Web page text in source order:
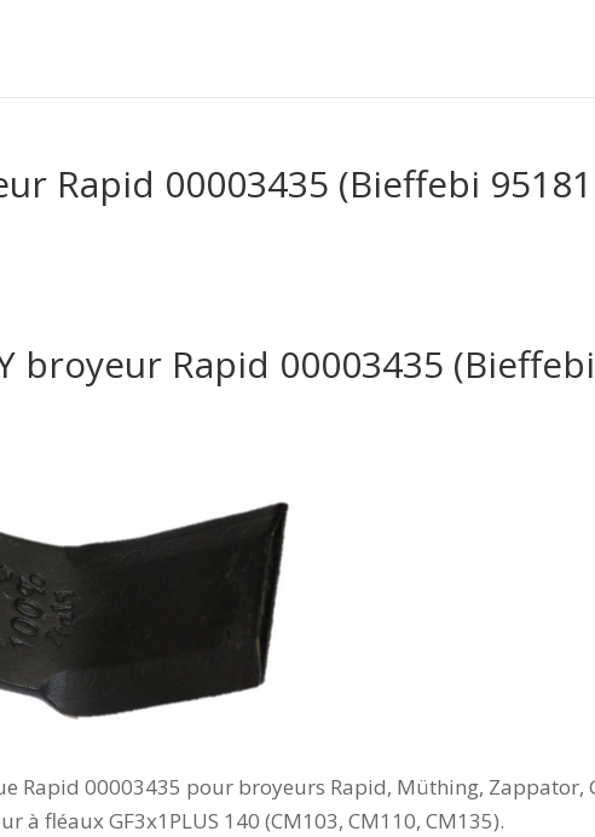
Rapid 00003435 (Bieffebi
broyeur Rapid 00003435
Rapid 00003435 pour broyeurs Rapid, Müthing, Zappator,
à fléaux GF3x1PLUS 140 (CM103, CM110, CM135).